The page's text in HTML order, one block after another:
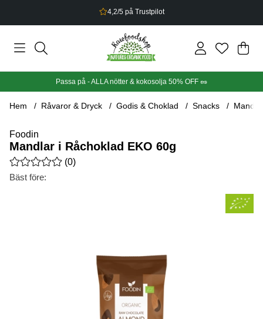
Bonus på allt du handlar
Din
.
Passa på - ALLA nötter & kokosolja 50% OFF 🥜
Hem Råvaror & Dryck Godis & Choklad Snacks
Foodin
Mandlar i Råchoklad EKO 60g
Medelbetyg 0 av 5 Antal betyg 0
(0)
Bäst före: